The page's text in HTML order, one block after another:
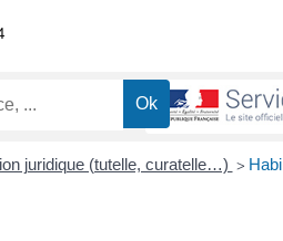
juridique (tutelle, curatelle…) >